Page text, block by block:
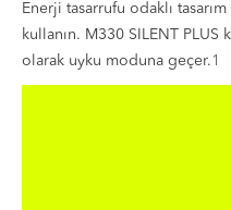
Enerji tasarrufu odaklı
kullanın. M330 SILENT PLUS
olarak uyku moduna geçer. 1